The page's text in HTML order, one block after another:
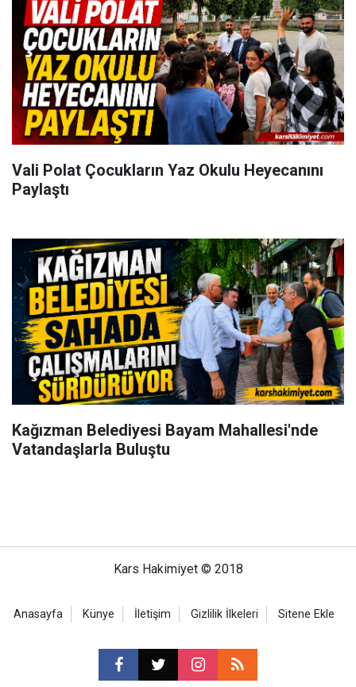
Vali Polat Çocukların Yaz Okulu Heyecanını
Paylaştı
Kağızman Belediyesi Bayam Mahallesi'nde
Vatandaşlarla Buluştu
Kars Hakimiyet © 2018
Anasayfa Künye İletişim Gizlilik İlkeleri Sitene Ekle